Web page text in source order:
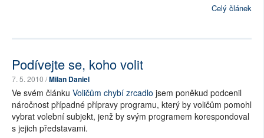
Celý článek
Podívejte se, koho volit
7. 5. 2010 /Milan Daniel
Ve svém článku Voličům chybí zrcadlo jsem poněkud podcenil
náročnost případné přípravy programu, který by voličům pomohl
vybrat volební subjekt, jenž by svým programem korespondoval
s jejich představami.